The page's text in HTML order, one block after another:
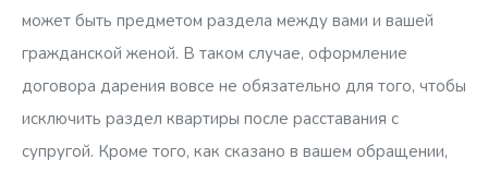
может быть предметом раздела между вами и вашей
гражданской женой. В таком случае, оформление
договора дарения вовсе не обязательно для того, чтобы
исключить раздел квартиры после расставания с
супругой. Кроме того, как сказано в вашем обращении,